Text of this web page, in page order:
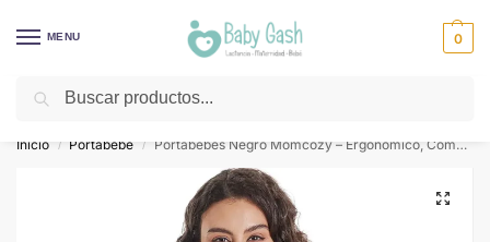
MENU 0
¡Descuentos todos los días! ⚡ Baby Gash
Inicio / Portabebe / Portabebés Negro Momcozy – Ergonómico, Cómodo y Ligero